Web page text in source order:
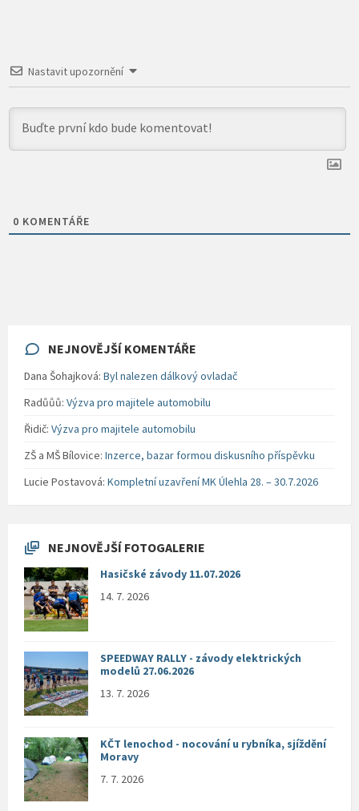
Nastavit upozornění
0 KOMENTÁŘE
NEJNOVĚJŠÍ KOMENTÁŘE
Dana Šohajková: Byl nalezen dálkový ovladač
Radůůů: Výzva pro majitele automobilu
Řidič: Výzva pro majitele automobilu
ZŠ a MŠ Bílovice: Inzerce, bazar formou diskusního příspěvku
Lucie Postavová: Kompletní uzavření MK Úlehla 28. – 30.7.2026
NEJNOVĚJŠÍ FOTOGALERIE
Hasičské závody 11.07.2026
14. 7. 2026
SPEEDWAY RALLY - závody elektrických
modelů 27.06.2026
13. 7. 2026
KČT lenochod - nocování u rybníka, sjíždění
Moravy
7. 7. 2026